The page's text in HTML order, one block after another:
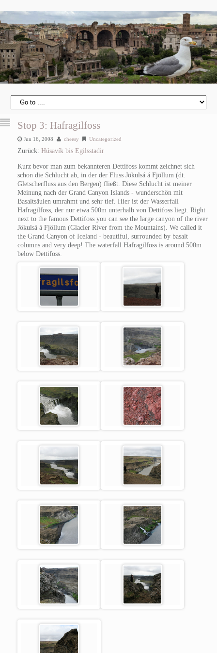
Stop 3: Hafragilfoss
Jun 16, 2008 cheesy Uncategorized
Zurück: Húsavík bis Egilsstadir
Kurz bevor man zum bekannteren Dettifoss kommt zeichnet sich
schon die Schlucht ab, in der der Fluss Jökulsá á Fjöllum (dt.
Gletscherfluss aus den Bergen) fließt. Diese Schlucht ist meiner
Meinung nach der Grand Canyon Islands - wunderschön mit
Basaltsäulen umrahmt und sehr tief. Hier ist der Wasserfall
Hafragilfoss, der nur etwa 500m unterhalb von Dettifoss liegt. Right
next to the famous Dettifoss you can see the large canyon of the river
Jökulsá á Fjöllum (Glacier River from the Mountains). We called it
the Grand Canyon of Iceland - beautiful, surrounded by basalt
columns and very deep! The waterfall Hafragilfoss is around 500m
below Dettifoss.